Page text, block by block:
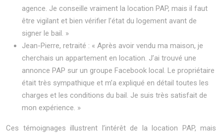
agence. Je conseille vraiment la location PAP, mais il faut
être vigilant et bien vérifier l’état du logement avant de
signer le bail. »
Jean-Pierre, retraité : « Après avoir vendu ma maison, je
cherchais un appartement en location. J’ai trouvé une
annonce PAP sur un groupe Facebook local. Le propriétaire
était très sympathique et m’a expliqué en détail toutes les
charges et les conditions du bail. Je suis très satisfait de
mon expérience. »
Ces témoignages illustrent l’intérêt de la location PAP, mais